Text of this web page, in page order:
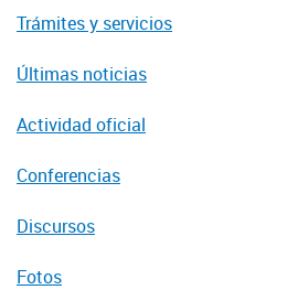
Trámites y servicios
Últimas noticias
Actividad oficial
Conferencias
Discursos
Fotos